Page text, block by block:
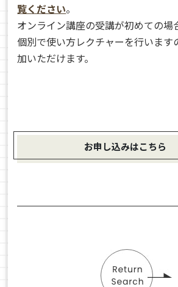
覧ください。
オンライン講座の受講が初めての場
個別で使い方レクチャーを行います
加いただけます。
お申し込みはこちら